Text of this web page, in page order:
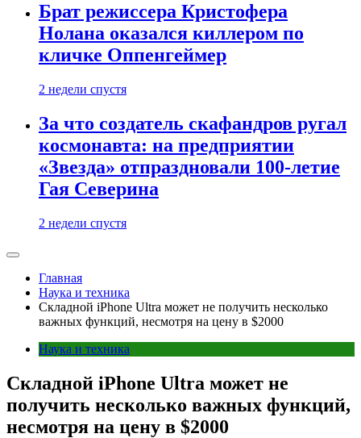
Брат режиссера Кристофера
Нолана оказался киллером по
кличке Оппенгеймер
2 недели спустя
За что создатель скафандров ругал
космонавта: на предприятии
«Звезда» отпраздновали 100-летие
Гая Северина
2 недели спустя
Главная
Наука и техника
Складной iPhone Ultra может не получить несколько
важных функций, несмотря на цену в $2000
Наука и техника
Складной iPhone Ultra может не
получить несколько важных функций,
несмотря на цену в $2000